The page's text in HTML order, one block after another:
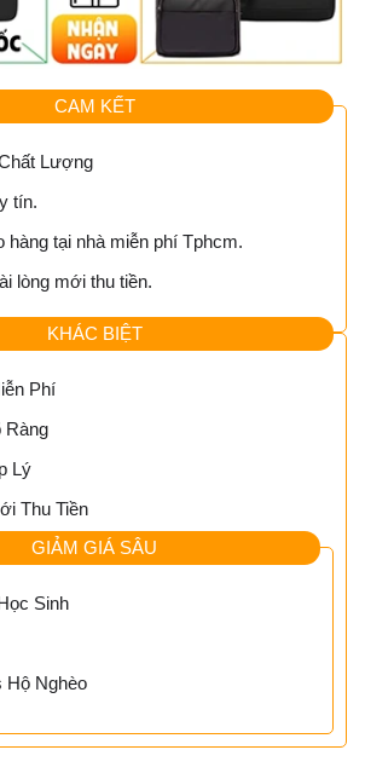
CAM KẾT
Lượng
tín.
hàng tại nhà miễn phí Tphcm.
lòng mới thu tiền.
KHÁC BIỆT
Phí
Ràng
Lý
Thu Tiền
GIẢM GIÁ SÂU
Sinh
Hộ Nghèo